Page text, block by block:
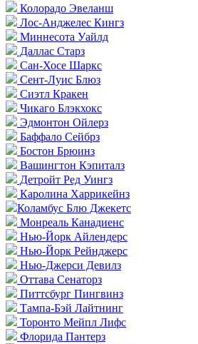
Колорадо Эвеланш
Лос-Анджелес Кингз
Миннесота Уайлд
Даллас Старз
Сан-Хосе Шаркс
Сент-Луис Блюз
Сиэтл Кракен
Чикаго Блэкхокс
Эдмонтон Ойлерз
Баффало Сейбрз
Бостон Брюинз
Вашингтон Кэпиталз
Детройт Ред Уингз
Каролина Харрикейнз
Коламбус Блю Джекетс
Монреаль Канадиенс
Нью-Йорк Айлендерс
Нью-Йорк Рейнджерс
Нью-Джерси Девилз
Оттава Сенаторз
Питтсбург Пингвинз
Тампа-Бэй Лайтнинг
Торонто Мейпл Лифс
Флорида Пантерз